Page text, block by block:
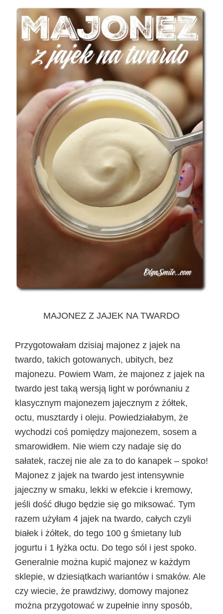
MAJONEZ Z JAJEK NA TWARDO
Przygotowałam dzisiaj majonez z jajek na
twardo, takich gotowanych, ubitych, bez
majonezu. Powiem Wam, że majonez z jajek na
twardo jest taką wersją light w porównaniu z
klasycznym majonezem jajecznym z żółtek,
octu, musztardy i oleju. Powiedziałabym, że
wychodzi coś pomiędzy majonezem, sosem a
smarowidłem. Nie wiem czy nadaje się do
sałatek, raczej nie ale za to do kanapek – spoko!
Majonez z jajek na twardo jest intensywnie
jajeczny w smaku, lekki w efekcie i kremowy,
jeśli dość długo będzie się go miksować. Tym
razem użyłam 4 jajek na twardo, całych czyli
białek i żółtek, do tego 100 g śmietany lub
jogurtu i 1 łyżka octu. Do tego sól i jest spoko.
Generalnie można kupić majonez w każdym
sklepie, w dziesiątkach wariantów i smaków. Ale
czy wiecie, że prawdziwy, domowy majonez
można przygotować w zupełnie inny sposób,